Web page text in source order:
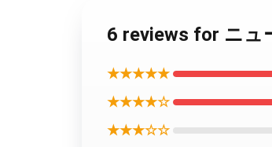
6 reviews for ニュ
★★★★★
★★★★☆
★★★☆☆